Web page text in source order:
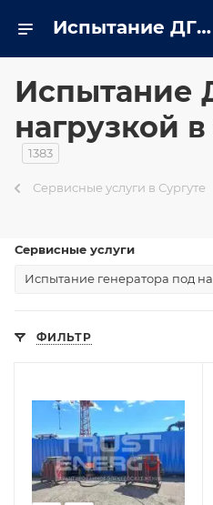
Испытание ДГУ под нагрузкой в Сургуте - surgut.trustenergo.ru
Испытание
нагрузкой
1383
Сервисные услуги в Сургуте
Сервисные услуги
Испытание генератора под
ФИЛЬТР